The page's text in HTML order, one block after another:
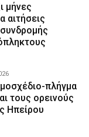
μήνες
αιτήσεις
πλήγμα
τους ορεινούς
Ηπείρου